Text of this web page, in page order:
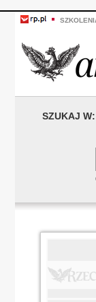
SZUKAJ W: